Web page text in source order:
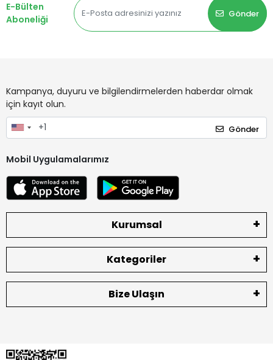
E-Bülten
Aboneliği
Gönder
Kampanya, duyuru ve bilgilendirmelerden haberdar olmak
için kayıt olun.
Gönder
Mobil Uygulamalarımız
Kurumsal
Kategoriler
Bize Ulaşın